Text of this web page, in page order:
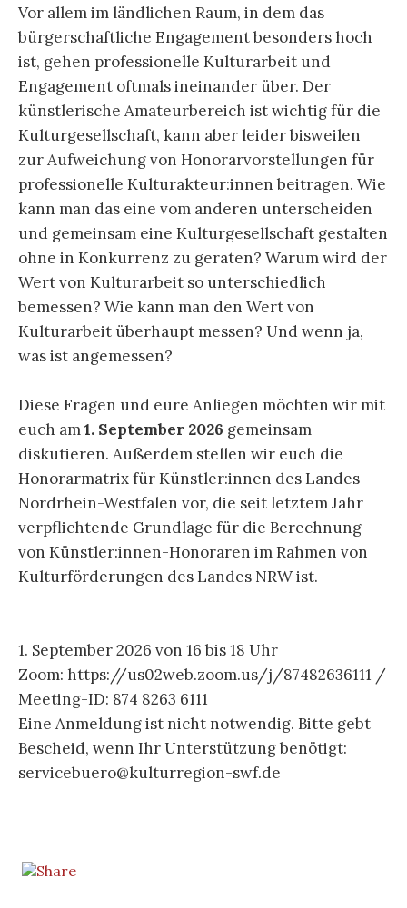
Vor allem im ländlichen Raum, in dem das
bürgerschaftliche Engagement besonders hoch
ist, gehen professionelle Kulturarbeit und
Engagement oftmals ineinander über. Der
künstlerische Amateurbereich ist wichtig für die
Kulturgesellschaft, kann aber leider bisweilen
zur Aufweichung von Honorarvorstellungen für
professionelle Kulturakteur:innen beitragen. Wie
kann man das eine vom anderen unterscheiden
und gemeinsam eine Kulturgesellschaft gestalten
ohne in Konkurrenz zu geraten? Warum wird der
Wert von Kulturarbeit so unterschiedlich
bemessen? Wie kann man den Wert von
Kulturarbeit überhaupt messen? Und wenn ja,
was ist angemessen?
Diese Fragen und eure Anliegen möchten wir mit
euch am1. September 2026 gemeinsam
diskutieren. Außerdem stellen wir euch die
Honorarmatrix für Künstler:innen des Landes
Nordrhein-Westfalen vor, die seit letztem Jahr
verpflichtende Grundlage für die Berechnung
von Künstler:innen-Honoraren im Rahmen von
Kulturförderungen des Landes NRW ist.
1. September 2026 von 16 bis 18 Uhr
Zoom: https://us02web.zoom.us/j/87482636111 /
Meeting-ID: 874 8263 6111
Eine Anmeldungist nicht notwendig. Bitte gebt
Bescheid, wenn Ihr Unterstützung benötigt:
servicebuero@kulturregion-swf.de